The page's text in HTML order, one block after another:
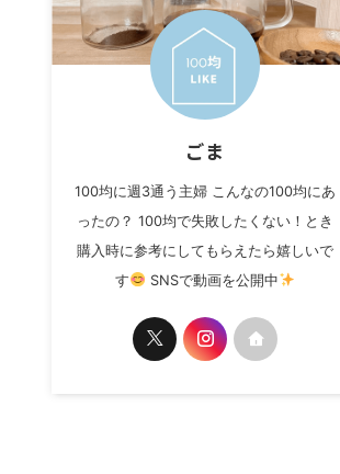
ごま
100均に週3通う主婦 こんなの100均にあ
ったの？ 100均で失敗したくない！とき
購入時に参考にしてもらえたら嬉しいで
す
SNSで動画を公開中